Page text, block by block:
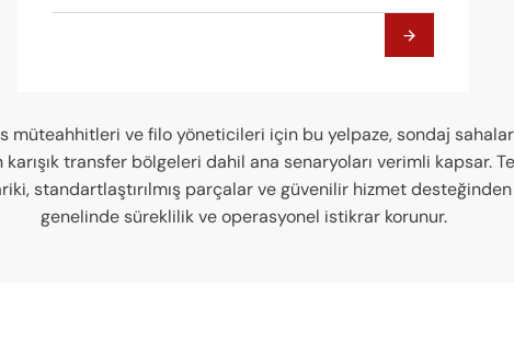
müteahhitleri ve filo yöneticileri için bu yelpaze, sondaj
transfer bölgeleri dahil ana senaryoları verimli kapsar.
standartlaştırılmış parçalar ve güvenilir hizmet
genelinde süreklilik ve operasyonel istikrar korunur.